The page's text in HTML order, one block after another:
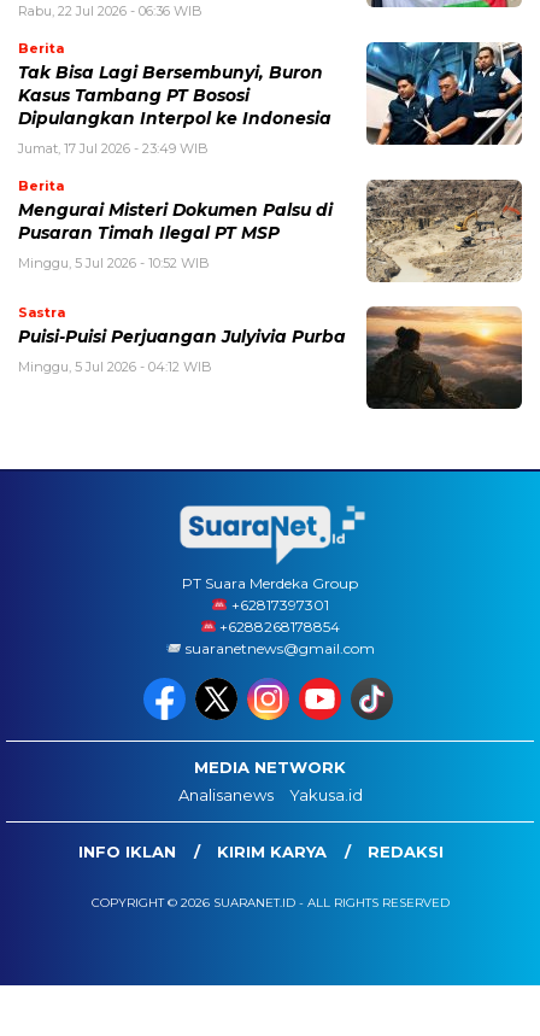
Rabu, 22 Jul 2026 - 06:36 WIB
Berita
Tak Bisa Lagi Bersembunyi, Buron
Kasus Tambang PT Bososi
Dipulangkan Interpol ke Indonesia
Jumat, 17 Jul 2026 - 23:49 WIB
Berita
Mengurai Misteri Dokumen Palsu di
Pusaran Timah Ilegal PT MSP
Minggu, 5 Jul 2026 - 10:52 WIB
Sastra
Puisi-Puisi Perjuangan Julyivia Purba
Minggu, 5 Jul 2026 - 04:12 WIB
PT Suara Merdeka Group
‪+62817397301
+6288268178854
suaranetnews@gmail.com
MEDIA NETWORK
Analisanews
Yakusa.id
INFO IKLAN KIRIM KARYA REDAKSI
COPYRIGHT © 2026 SUARANET.ID - ALL RIGHTS RESERVED